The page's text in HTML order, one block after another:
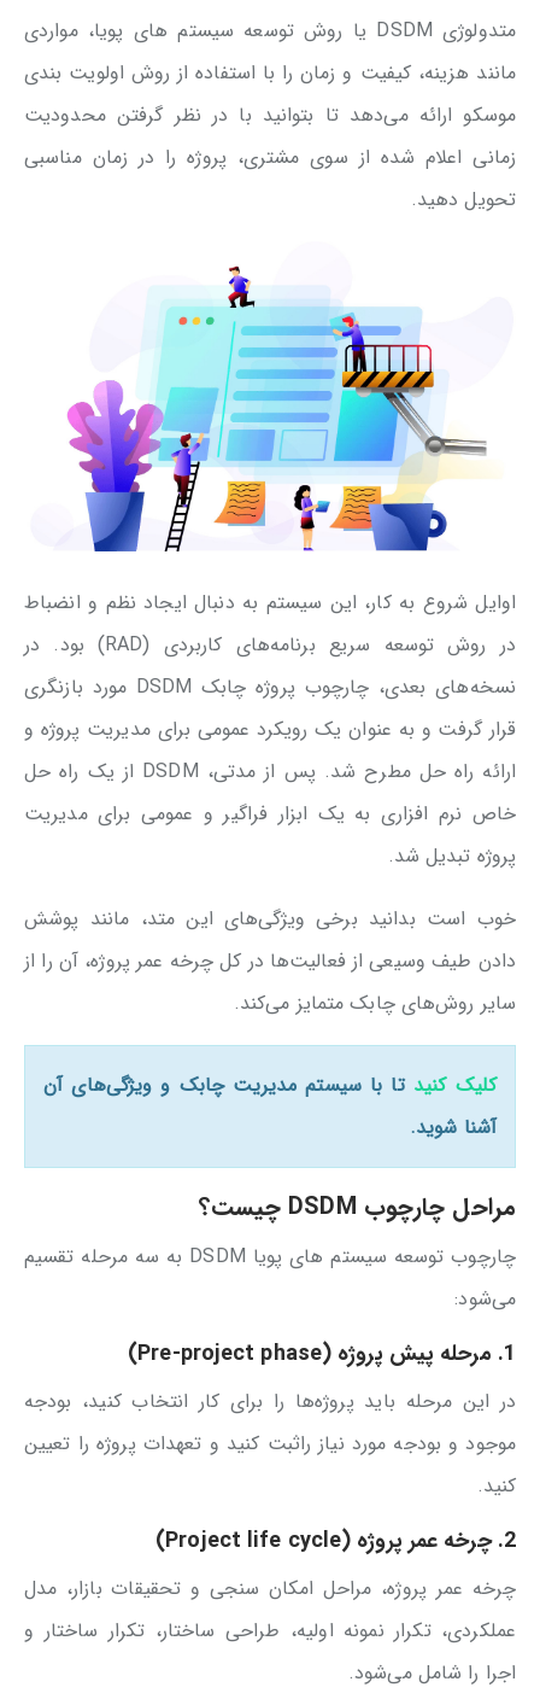
متدولوژی DSDM یا روش توسعه سیستم ‌های پویا، مواردی
مانند هزینه، کیفیت و زمان را با استفاده از روش اولویت بندی
موسکو ارائه می‌دهد تا بتوانید با در نظر گرفتن محدودیت
زمانی اعلام شده از سوی مشتری، پروژه را در زمان مناسبی
تحویل دهید.
اوایل شروع به کار، این سیستم به دنبال ایجاد نظم و انضباط
در روش توسعه سریع برنامه‌های کاربردی (RAD) بود. در
نسخه‌های بعدی، چارچوب پروژه چابک DSDM مورد بازنگری
قرار گرفت و به عنوان یک رویکرد عمومی برای مدیریت پروژه و
ارائه راه حل مطرح شد. پس از مدتی، DSDM از یک راه حل
خاص نرم افزاری به یک ابزار فراگیر و عمومی‌ برای مدیریت
پروژه تبدیل شد.
خوب است بدانید برخی ویژگی‌های این متد، مانند پوشش
دادن طیف وسیعی از فعالیت‌ها در کل چرخه عمر پروژه، آن را از
سایر روش‌های چابک متمایز می‌کند.
کلیک کنید تا با سیستم مدیریت چابک و ویژگی‌های آن
آشنا شوید.
مراحل چارچوب DSDM چیست؟
چارچوب توسعه سیستم‌ های پویا DSDM به سه مرحله تقسیم
می‌شود:
1. مرحله پیش پروژه (Pre-project phase)
در این مرحله باید پروژه‌ها را برای کار انتخاب کنید، بودجه
موجود و بودجه مورد نیاز راثبت کنید و تعهدات پروژه را تعیین
کنید.
2. چرخه عمر پروژه (Project life cycle)
چرخه عمر پروژه، مراحل امکان سنجی و تحقیقات بازار، مدل
عملکردی، تکرار نمونه اولیه، طراحی ساختار، تکرار ساختار و
اجرا را شامل می‌شود.